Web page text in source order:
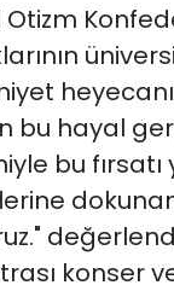
Otizm
bu hayal
bu
konser